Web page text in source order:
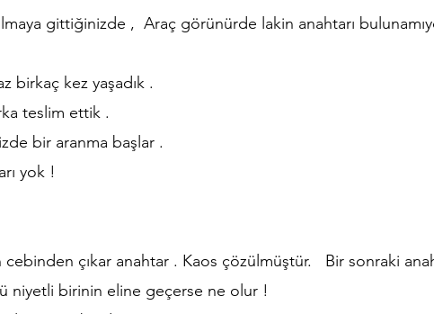
gittiğinizde , Araç görünürde lakin anahtarı
birkaç kez yaşadık .
teslim ettik .
bir aranma başlar .
yok !
çıkar anahtar . Kaos çözülmüştür. Bir sonraki
niyetli birinin eline geçerse ne olur !